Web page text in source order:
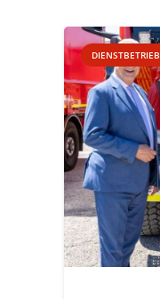
DIENSTBETRIEB